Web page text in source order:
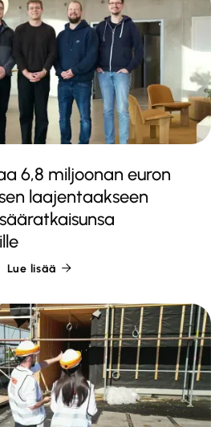
6,8 miljoonan euron
laajentaakseen
Lue lisää 